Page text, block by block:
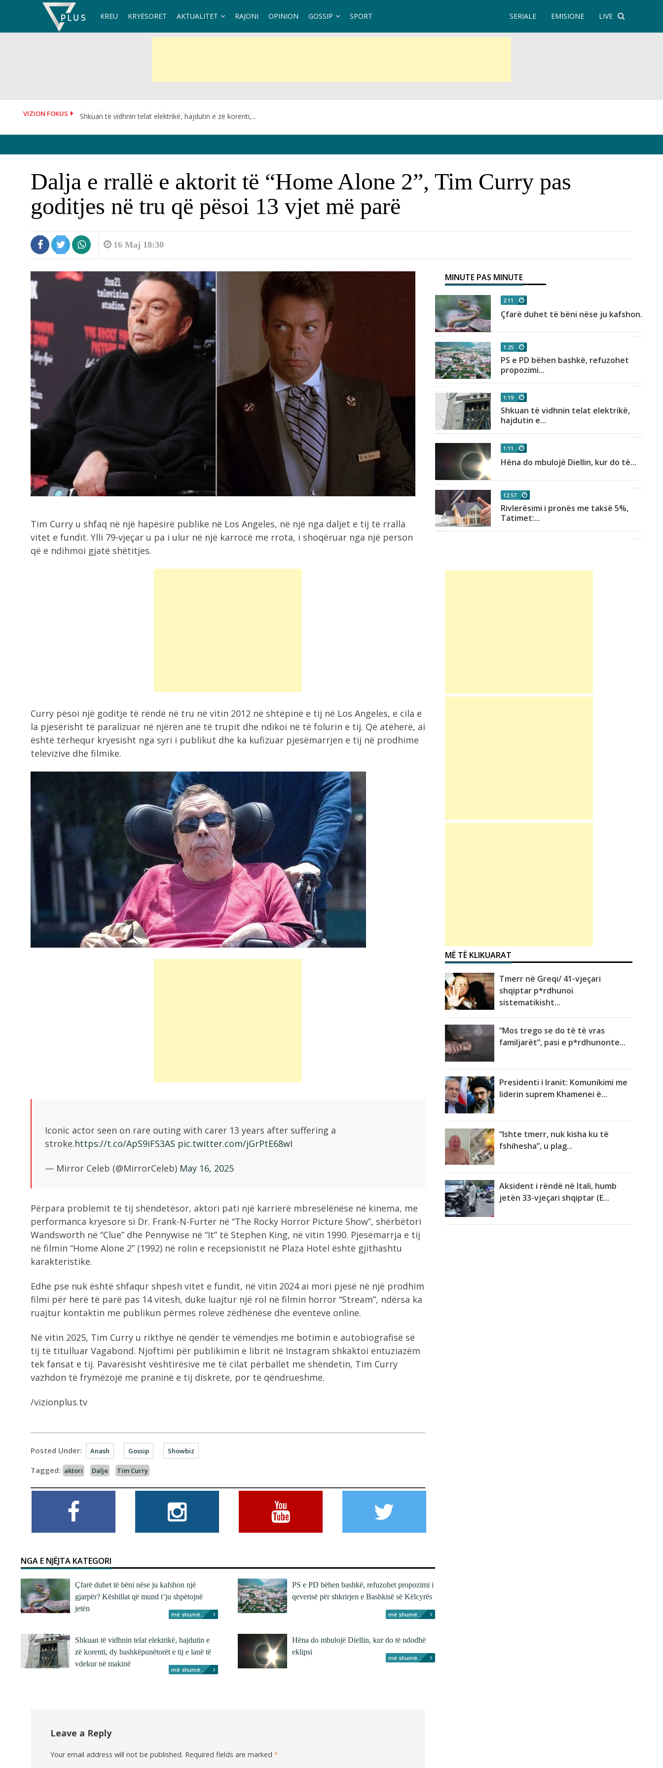
KREU KRYESORET AKTUALITET RAJONI OPINION GOSSIP SPORT LIVE
EMISIONE
SERIALE
VIZION FOKUS Shkuan të vidhnin telat elektrikë, hajdutin e zë korenti,...
Dalja e rrallë e aktorit të “Home Alone 2”, Tim Curry pas
goditjes në tru që pësoi 13 vjet më parë
16 Maj 18:30
Tim Curry u shfaq në një hapësirë ​​publike në Los Angeles, në një nga daljet e tij të rralla
vitet e fundit. Ylli 79-vjeçar u pa i ulur në një karrocë me rrota, i shoqëruar nga një person
që e ndihmoi gjatë shëtitjes.
Curry pësoi një goditje të rëndë në tru në vitin 2012 në shtëpinë e tij në Los Angeles, e cila e
la pjesërisht të paralizuar në njërën anë të trupit dhe ndikoi në të folurin e tij. Që atëherë, ai
është tërhequr kryesisht nga syri i publikut dhe ka kufizuar pjesëmarrjen e tij në prodhime
televizive dhe filmike.
Iconic actor seen on rare outing with carer 13 years after suffering a
stroke.https://t.co/ApS9iFS3AS pic.twitter.com/jGrPtE68wI
— Mirror Celeb (@MirrorCeleb) May 16, 2025
Përpara problemit të tij shëndetësor, aktori pati një karrierë mbresëlënëse në kinema, me
performanca kryesore si Dr. Frank-N-Furter në “The Rocky Horror Picture Show”, shërbëtori
Wandsworth në “Clue” dhe Pennywise në “It” të Stephen King, në vitin 1990. Pjesëmarrja e tij
në filmin “Home Alone 2” (1992) në rolin e recepsionistit në Plaza Hotel është gjithashtu
karakteristike.
Edhe pse nuk është shfaqur shpesh vitet e fundit, në vitin 2024 ai mori pjesë në një prodhim
filmi për herë të parë pas 14 vitesh, duke luajtur një rol në filmin horror “Stream”, ndërsa ka
ruajtur kontaktin me publikun përmes roleve zëdhënëse dhe eventeve online.
Në vitin 2025, Tim Curry u rikthye në qendër të vëmendjes me botimin e autobiografisë së
tij të titulluar Vagabond. Njoftimi për publikimin e librit në Instagram shkaktoi entuziazëm
tek fansat e tij. Pavarësisht vështirësive me të cilat përballet me shëndetin, Tim Curry
vazhdon të frymëzojë me praninë e tij diskrete, por të qëndrueshme.
/vizionplus.tv
Posted Under: Anash Gossip Showbiz
Tagged: aktori Dalje Tim Curry
NGA E NJËJTA KATEGORI
Çfarë duhet të bëni nëse ju kafshon një
gjarpër? Këshillat që mund t’ju shpëtojnë
jetën
më shumë...
PS e PD bëhen bashkë, refuzohet propozimi i
qeverisë për shkrirjen e Bashkisë së Këlcyrës
më shumë...
Shkuan të vidhnin telat elektrikë, hajdutin e
zë korenti, dy bashkëpunëtorët e tij e lanë të
vdekur në makinë
më shumë...
Hëna do mbulojë Diellin, kur do të ndodhë
eklipsi
më shumë...
Leave a Reply
Your email address will not be published. Required fields are marked *
MINUTE PAS MINUTE
11:20
Operacion antidrogë në Himarë,
arrestohen tre persona...
11:16
Grabitja e argjendarisë në Paskuqan,
autorët vodhën...
11:03
13-vjeçari me makinë të vjedhur
shkakton aksident...
seanca konstituive...
10:52
Aksident në autostradën Fier-
Lushnjë, Audi “fluturon” nga...
10:28
Tragjedia e familjes britanike!
Ndërtuan shtëpinë e...
10:19
“Vrau në Belgjikë në ’97 vajzën që...
10:05
E pazakontë/ Këshilltarja merr pjesë
në mbledhje...
2:11
Çfarë duhet të bëni nëse ju kafshon...
1:25
PS e PD bëhen bashkë, refuzohet
propozimi...
1:19
Shkuan të vidhnin telat elektrikë,
hajdutin e...
1:11
Hëna do mbulojë Diellin, kur do të...
12:57
Rivlerësimi i pronës me taksë 5%,
Tatimet:...
MË TË KLIKUARAT
Tmerr në Greqi/ 41-vjeçari
shqiptar p*rdhunoi
sistematikisht...
“Mos trego se do të të vras
familjarët”, pasi e p*rdhunonte...
Presidenti i Iranit: Komunikimi me
liderin suprem Khamenei ë...
“Ishte tmerr, nuk kisha ku të
fshihesha”, u plag...
Aksident i rëndë në Itali, humb
jetën 33-vjeçari shqiptar (E...